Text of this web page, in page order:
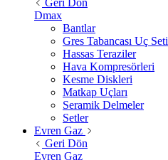
Geri Dön
Dmax
Bantlar
Gres Tabancası Uç Seti
Hassas Teraziler
Hava Kompresörleri
Kesme Diskleri
Matkap Uçları
Seramik Delmeler
Setler
Evren Gaz
Geri Dön
Evren Gaz